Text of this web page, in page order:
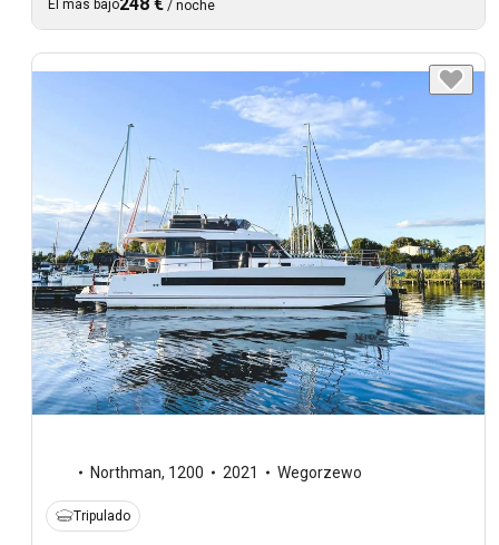
El más bajo / noche
Northman, 1200 2021 Wegorzewo
Tripulado